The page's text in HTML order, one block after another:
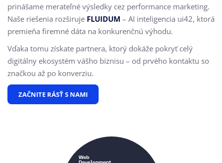
prinášame merateľné výsledky cez performance marketing.
Naše riešenia rozširuje FLUIDUM – AI inteligencia ui42, ktorá
premieňa firemné dáta na konkurenčnú výhodu.
Vďaka tomu získate partnera, ktorý dokáže pokryť celý
digitálny ekosystém vášho biznisu – od prvého kontaktu so
značkou až po konverziu.
ZAČNITE RÁSŤ S NAMI